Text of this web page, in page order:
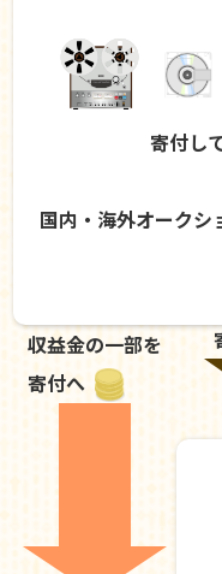
寄付していた
国内・海外オークシ
収益金の一部を
寄付へ